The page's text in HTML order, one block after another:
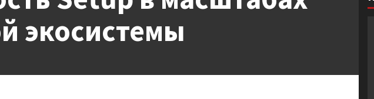
экосистемы